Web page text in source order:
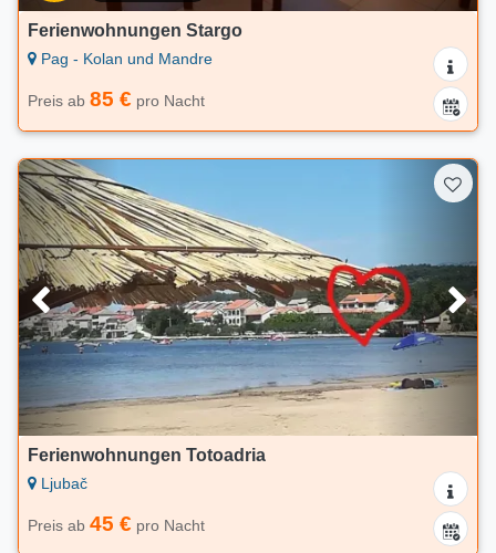
Ferienwohnungen Stargo
Pag - Kolan und Mandre
Preis ab 85 € pro Nacht
Ferienwohnungen Totoadria
Ljubač
Preis ab 45 € pro Nacht